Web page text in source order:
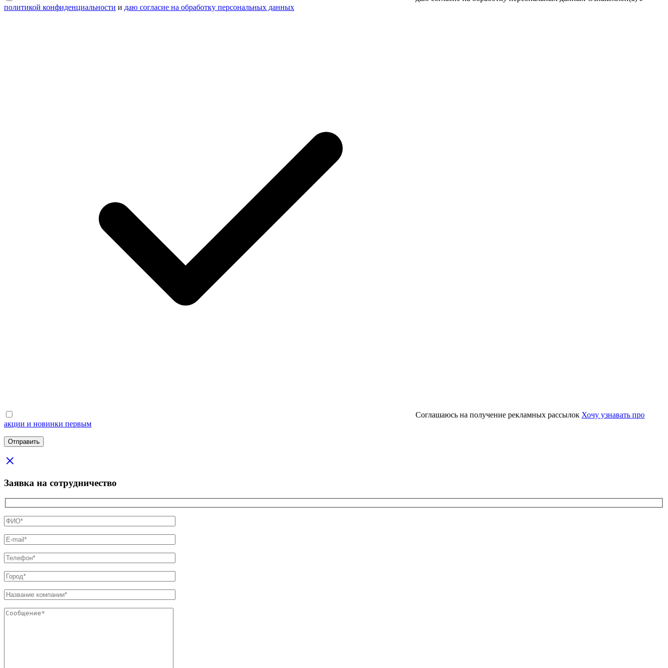
политикой конфиденциальности и даю согласие на обработку персональных данных
Соглашаюсь на получение рекламных рассылок Хочу узнавать про
акции и новинки первым
Заявка на сотрудничество